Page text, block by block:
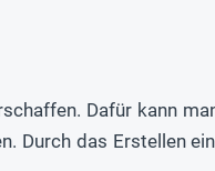
Dafür kann
Durch das Erstellen